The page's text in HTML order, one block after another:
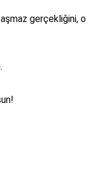
gerçekliğini, o